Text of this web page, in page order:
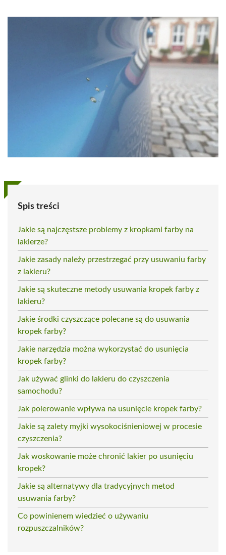
Spis treści
Jakie są najczęstsze problemy z kropkami farby na
lakierze?
Jakie zasady należy przestrzegać przy usuwaniu farby
z lakieru?
Jakie są skuteczne metody usuwania kropek farby z
lakieru?
Jakie środki czyszczące polecane są do usuwania
kropek farby?
Jakie narzędzia można wykorzystać do usunięcia
kropek farby?
Jak używać glinki do lakieru do czyszczenia
samochodu?
Jak polerowanie wpływa na usunięcie kropek farby?
Jakie są zalety myjki wysokociśnieniowej w procesie
czyszczenia?
Jak woskowanie może chronić lakier po usunięciu
kropek?
Jakie są alternatywy dla tradycyjnych metod
usuwania farby?
Co powinienem wiedzieć o używaniu
rozpuszczalników?